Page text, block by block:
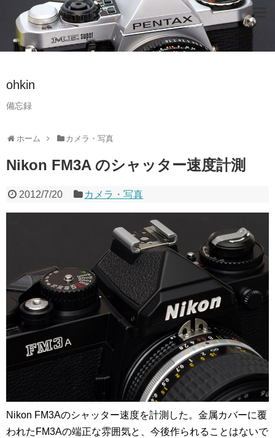
ohkin
備忘録
ホーム カメラ・写真
Nikon FM3A のシャッター速度計測
2012/7/20 カメラ・写真
Nikon FM3Aのシャッター速度を計測した。金属カバーに覆
われたFM3Aの端正な雰囲気と、今後作られることはないで